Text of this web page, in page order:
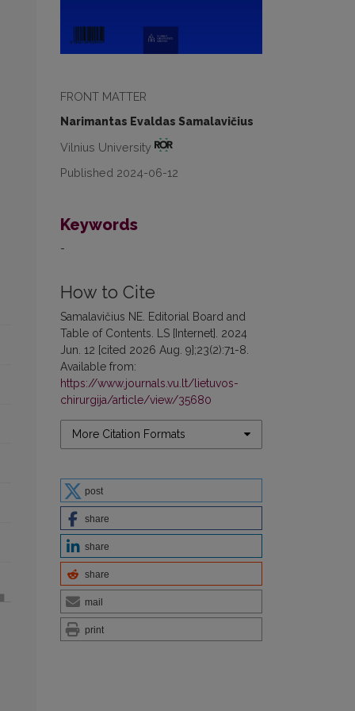
FRONT MATTER
Narimantas Evaldas Samalavičius
Vilnius University
Published 2024-06-12
Keywords
-
How to Cite
Samalavičius NE. Editorial Board and
Table of Contents. LS [Internet]. 2024
Jun. 12 [cited 2026 Aug. 9];23(2):71-8.
Available from:
https://www.journals.vu.lt/lietuvos-
chirurgija/article/view/35680
More Citation Formats
post
share
share
share
mail
print